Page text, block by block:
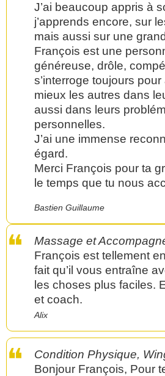
J’ai beaucoup appris à
j’apprends encore, sur
mais aussi sur une
François est une
généreuse, drôle,
s’interroge toujours
mieux les autres dans
aussi dans leurs
personnelles.
J’ai une immense
égard.
Merci François pour ta
le temps que tu nous
Bastien Guillaume
Massage et
François est tellement
fait qu’il vous entraîne
les choses plus faciles.
et coach.
Alix
Condition Physique,
Bonjour François, Pour